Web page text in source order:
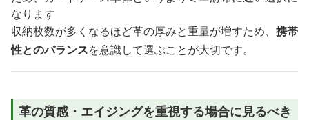
なります
収納枚数が多くなるほど革の厚みと重量が増すため、 携帯
性とのバランスを意識して選ぶことが大切です。
革の質感・エイジングを重視する場合に見るべき